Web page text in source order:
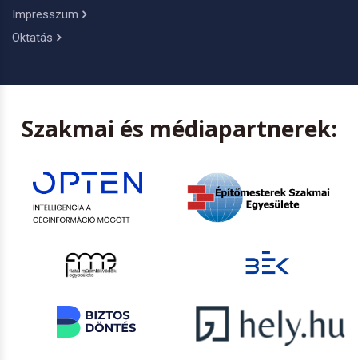
Impresszum
Oktatás
Szakmai és médiapartnerek: